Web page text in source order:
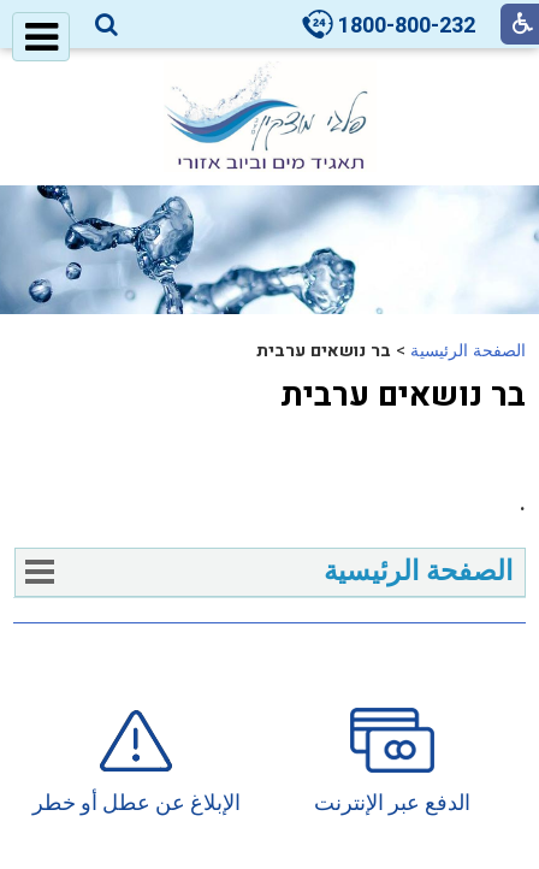
1800-800-232
الصفحة الرئيسية
الصفحة الرئيسية > בר נושאים ערבית
בר נושאים ערבית
.
الدفع عبر الإنترنت الإبلاغ عن عطل أو خطر